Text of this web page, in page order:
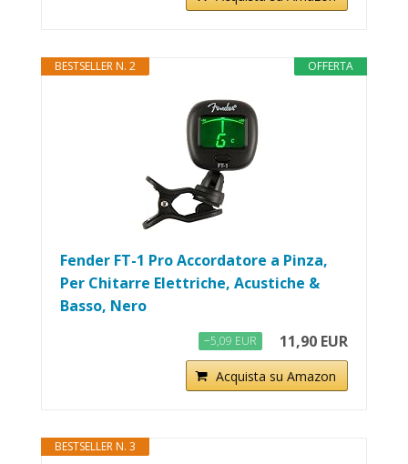
OFFERTA
BESTSELLER N. 2
Fender FT-1 Pro Accordatore a Pinza,
Per Chitarre Elettriche, Acustiche &
Basso, Nero
−5,09 EUR 11,90 EUR
Acquista su Amazon
BESTSELLER N. 3